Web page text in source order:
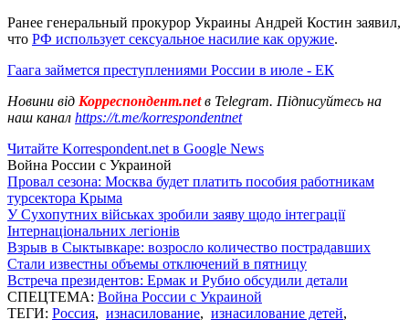
Ранее генеральный прокурор Украины Андрей Костин заявил,
что РФ использует сексуальное насилие как оружие.
Гаага займется преступлениями России в июле - ЕК
Новини від Корреспондент.netв Telegram. Підписуйтесь на
наш канал https://t.me/korrespondentnet
Читайте Korrespondent.net в Google News
Война России с Украиной
Провал сезона: Москва будет платить пособия работникам
турсектора Крыма
У Сухопутних військах зробили заяву щодо інтеграції
Інтернаціональних легіонів
Взрыв в Сыктывкаре: возросло количество пострадавших
Стали известны объемы отключений в пятницу
Встреча президентов: Ермак и Рубио обсудили детали
СПЕЦТЕМА: Война России с Украиной
ТЕГИ: Россия, изнасилование, изнасилование детей,